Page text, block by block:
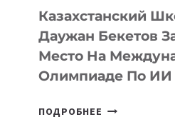
ИИ
Казахстанский
Даужан Бекетов
Место На
Олимпиаде По ИИ
ПОДРОБНЕЕ